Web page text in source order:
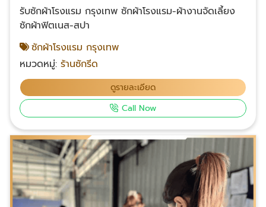
รับซักผ้าโรงแรม กรุงเทพ ซักผ้าโรงแรม-ผ้างานจัดเลี้ยง
ซักผ้าฟิตเนส-สปา
ซักผ้าโรงแรม กรุงเทพ
หมวดหมู่:ร้านซักรีด
ดูรายละเอียด
Call Now